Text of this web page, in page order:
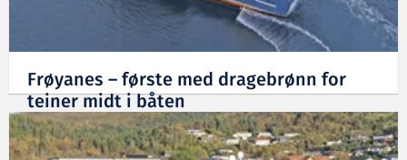
Frøyanes – første med dragebrønn for
teiner midt i båten
13.02.2024